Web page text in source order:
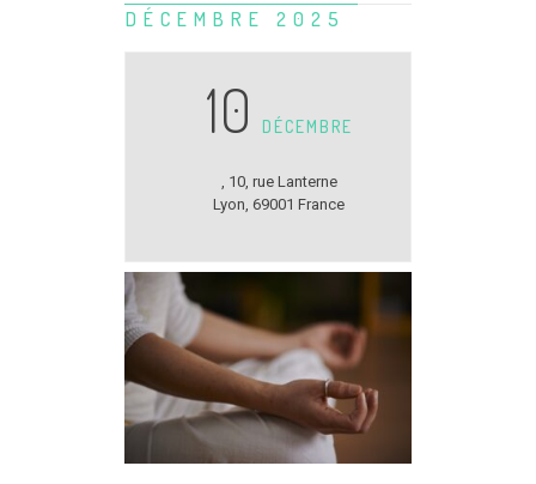
DÉCEMBRE 2025
10 DÉCEMBRE
, 10, rue Lanterne
Lyon, 69001 France